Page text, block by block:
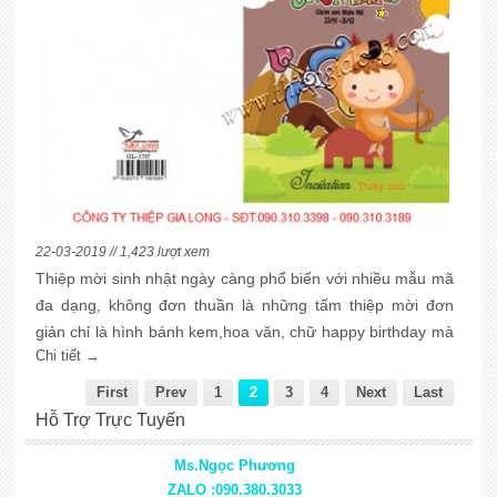
22-03-2019 // 1,423 lượt xem
Thiệp mời sinh nhật ngày càng phổ biến với nhiều mẫu mã
đa dạng, không đơn thuần là những tấm thiệp mời đơn
giản chỉ là hình bánh kem,hoa văn, chữ happy birthday mà
ngày nay các bạn tuổi teen rất ưa chuộng những mẫu thiệp
mời sinh nhật có in hình ảnh đặc trưng của cung hòang
đạo của mình trên đó.
Chi tiết →
First Prev 1 2 3 4 Next Last
Hỗ Trợ Trực Tuyến
Ms.Ngọc Phương
ZALO :090.380.3033